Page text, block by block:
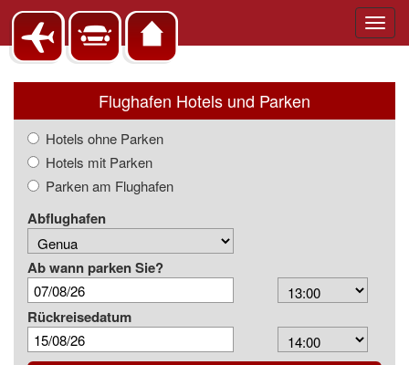
Flughafen Hotels und Parken
Hotels ohne Parken
Hotels mit Parken
Parken am Flughafen
Abflughafen
Ab wann parken Sie?
Arrival
Time
Rückreisedatum
Depart
Time